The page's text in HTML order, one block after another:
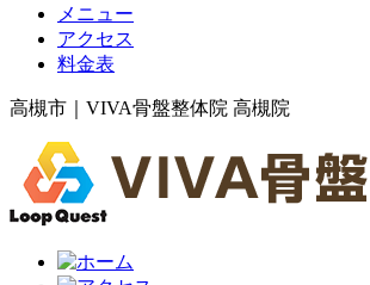
メニュー
アクセス
料金表
高槻市｜VIVA骨盤整体院 高槻院